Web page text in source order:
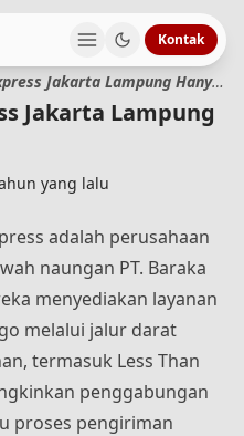
Kontak
Review Baraka Express Jakarta Lampung Hanya Sehari
Jakarta Lampung
yang lalu
adalah perusahaan
naungan PT. Baraka
menyediakan layanan
melalui jalur darat
termasuk Less Than
penggabungan
proses pengiriman​​​